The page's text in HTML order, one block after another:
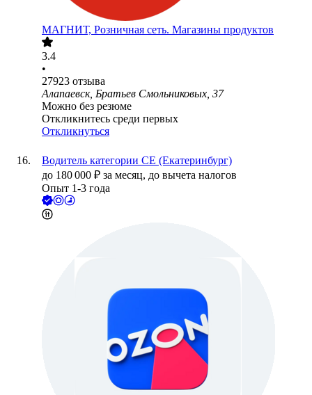
МАГНИТ, Розничная сеть. Магазины продуктов
3.4
•
27923 отзыва
Алапаевск, Братьев Смольниковых, 37
Можно без резюме
Откликнитесь среди первых
Откликнуться
Водитель категории СЕ (Екатеринбург)
до 180 000 ₽ за месяц, до вычета налогов
Опыт 1-3 года